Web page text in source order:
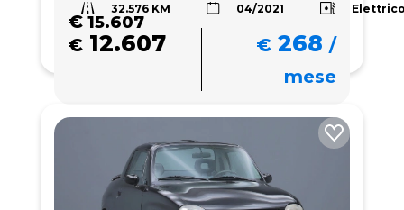
32.576 KM 04/2021
€15.607
€ 12.607 € 268 /
mese